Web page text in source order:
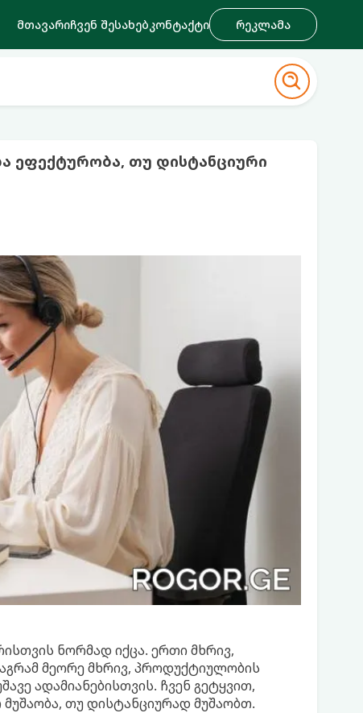
მთავარიჩვენ შესახებკონტაქტი რეკლამა
ეფექტურობა, თუ დისტანციური
ნორმად იქცა. ერთი მხრივ,
მეორე მხრივ, პროდუქტიულობის
ადამიანებისთვის. ჩვენ გეტყვით,
თუ დისტანციურად მუშაობთ.